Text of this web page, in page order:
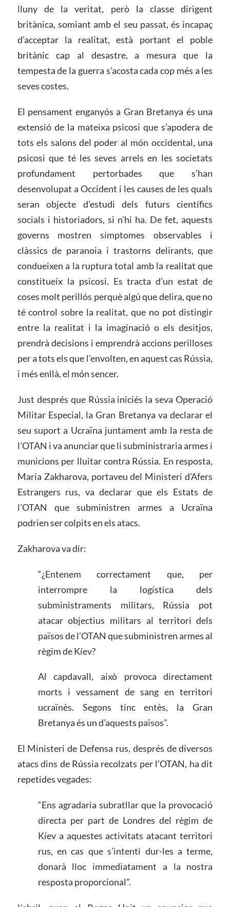
lluny de la veritat, però la classe dirigent
britànica, somiant amb el seu passat, és incapaç
d’acceptar la realitat, està portant el poble
britànic cap al desastre, a mesura que la
tempesta de la guerra s’acosta cada cop més a les
seves costes.
El pensament enganyós a Gran Bretanya és una
extensió de la mateixa psicosi que s’apodera de
tots els salons del poder al món occidental, una
psicosi que té les seves arrels en les societats
profundament pertorbades que s’han
desenvolupat a Occident i les causes de les quals
seran objecte d’estudi dels futurs científics
socials i historiadors, si n’hi ha. De fet, aquests
governs mostren símptomes observables i
clàssics de paranoia i trastorns delirants, que
condueixen a la ruptura total amb la realitat que
constitueix la psicosi. Es tracta d’un estat de
coses molt perillós perquè algú que delira, que no
té control sobre la realitat, que no pot distingir
entre la realitat i la imaginació o els desitjos,
prendrà decisions i emprendrà accions perilloses
per a tots els que l’envolten, en aquest cas Rússia,
i més enllà, el món sencer.
Just després que Rússia iniciés la seva Operació
Militar Especial, la Gran Bretanya va declarar el
seu suport a Ucraïna juntament amb la resta de
l’OTAN i va anunciar que li subministraria armes i
municions per lluitar contra Rússia. En resposta,
Maria Zakharova, portaveu del Ministeri d’Afers
Estrangers rus, va declarar que els Estats de
l’OTAN que subministren armes a Ucraïna
podrien ser colpits en els atacs.
Zakharova va dir:
“¿Entenem correctament que, per
interrompre la logística dels
subministraments militars, Rússia pot
atacar objectius militars al territori dels
països de l’OTAN que subministren armes al
règim de Kíev?
Al capdavall, això provoca directament
morts i vessament de sang en territori
ucraïnès. Segons tinc entès, la Gran
Bretanya és un d’aquests països”.
El Ministeri de Defensa rus, després de diversos
atacs dins de Rússia recolzats per l’OTAN, ha dit
repetides vegades:
“Ens agradaria subratllar que la provocació
directa per part de Londres del règim de
Kíev a aquestes activitats atacant territori
rus, en cas que s’intenti dur-les a terme,
donarà lloc immediatament a la nostra
resposta proporcional”.